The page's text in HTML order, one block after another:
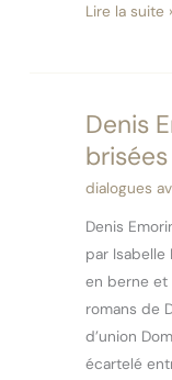
Lire la suite
Denis
brisées
dialogues
Denis
par Isabelle
en berne et
romans de
d’union
écartelé
Denis
Emorine,
brisées